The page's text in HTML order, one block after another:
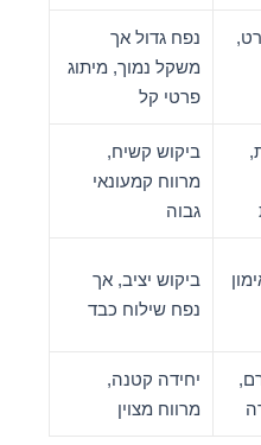
נפח גדול אך
משקל נמוך, מיתוג
פרטי קל
ביקוש קשיח,
מרווח קמעונאי
גבוה
ביקוש יציב, אך
נפח שילוח כבד
יחידה קטנה,
מרווח מצוין